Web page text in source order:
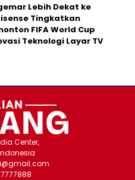
Lebih Dekat ke
Tingkatkan
FIFA World Cup
Teknologi Layar TV
Center,